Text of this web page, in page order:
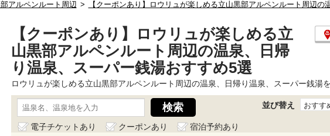
アルペンルート周辺 >
【クーポンあり】ロウリュが楽しめる立山黒部アルペンルート周辺の
【クーポンあり】ロウリュが楽しめる立
山黒部アルペンルート周辺の温泉、日帰
り温泉、スーパー銭湯おすすめ5選
ロウリュが楽しめる立山黒部アルペンルート周辺の温泉、日帰り温泉、スーパー銭湯
並び替え おすす
電子チケットあり クーポンあり
宿泊予約あり